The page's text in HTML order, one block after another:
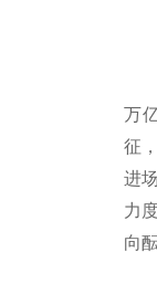
万
征
进
力
向